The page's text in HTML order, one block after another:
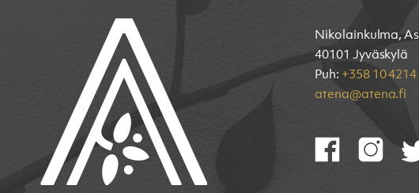
Nikolainkulma,
40101 Jyväskylä
Puh: +358 10
atena@atena.fi